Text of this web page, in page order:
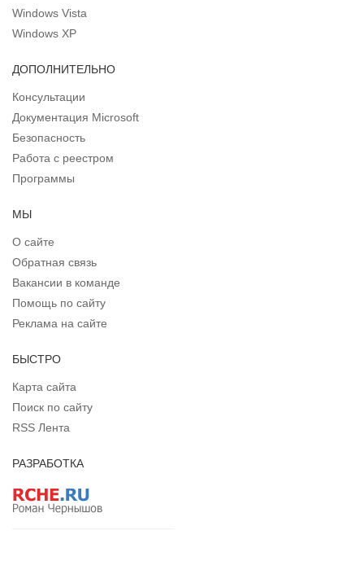
Windows Vista
Windows XP
ДОПОЛНИТЕЛЬНО
Консультации
Документация Microsoft
Безопасность
Работа с реестром
Программы
МЫ
О сайте
Обратная связь
Вакансии в команде
Помощь по сайту
Реклама на сайте
БЫСТРО
Карта сайта
Поиск по сайту
RSS Лента
РАЗРАБОТКА